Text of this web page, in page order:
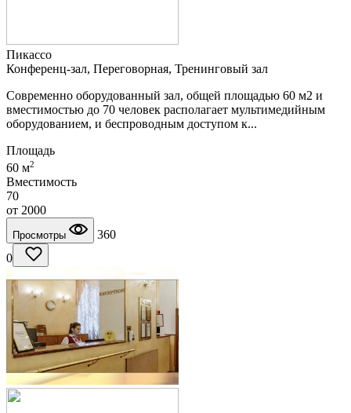
Пикассо
Конференц-зал, Переговорная, Тренинговый зал
Современно оборудованный зал, общей площадью 60 м2 и
вместимостью до 70 человек располагает мультимедийным
оборудованием, и беспроводным доступом к...
Площадь
60 м2
Вместимость
70
от 2000
Просмотры
360
0